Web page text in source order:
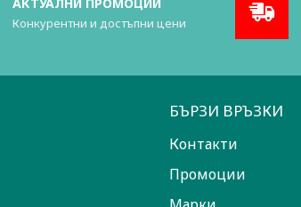
Конкурентни и достъпни цени
БЪРЗИ ВРЪЗКИ
Контакти
Промоции